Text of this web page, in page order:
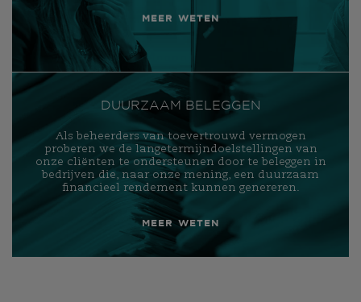
MEER WETEN
DUURZAAM BELEGGEN
Als beheerders van toevertrouwd vermogen
proberen we de langetermijndoelstellingen van
onze cliënten te ondersteunen door te beleggen in
bedrijven die, naar onze mening, een duurzaam
financieel rendement kunnen genereren.
MEER WETEN